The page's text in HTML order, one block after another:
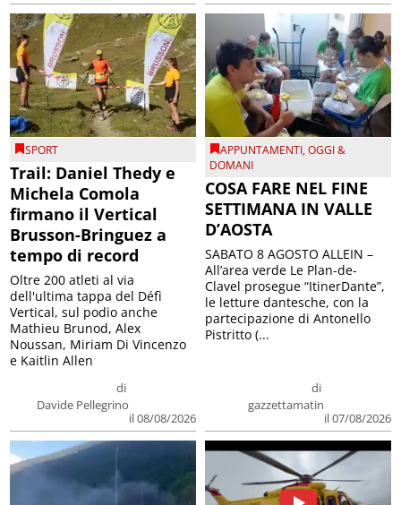
SPORT
Trail: Daniel Thedy e
Michela Comola
firmano il Vertical
Brusson-Bringuez a
tempo di record
di
Davide Pellegrino
il 08/08/2026
Oltre 200 atleti al via
dell'ultima tappa del Défì
Vertical, sul podio anche
Mathieu Brunod, Alex
Noussan, Miriam Di Vincenzo
e Kaitlin Allen
APPUNTAMENTI,OGGI &
DOMANI
COSA FARE NEL FINE
SETTIMANA IN VALLE
D’AOSTA
di
gazzettamatin
il 07/08/2026
SABATO 8 AGOSTO ALLEIN –
All’area verde Le Plan-de-
Clavel prosegue “ItinerDante”,
le letture dantesche, con la
partecipazione di Antonello
Pistritto (...